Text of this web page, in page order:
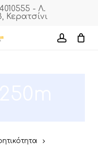
- Λ.
Κερατσίνι
Filters